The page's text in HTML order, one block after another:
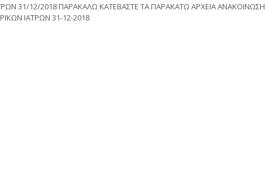
31/12/2018 ΠΑΡΑΚΑΛΩ ΚΑΤΕΒΑΣΤΕ ΤΑ ΠΑΡΑΚΑΤΩ ΑΡΧΕΙΑ ΑΝΑΚΟΙΝΩΣΗ
ΙΑΤΡΩΝ 31-12-2018